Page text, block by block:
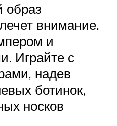
образ
внимание.
и
Играйте с
надев
ботинок,
носков